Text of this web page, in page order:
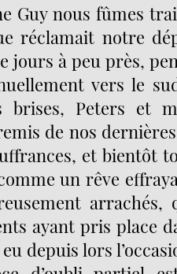
Guy nous fûmes
réclamait notre
jours à peu près,
vers le
brises, Peters et
de nos
et bientôt
un rêve
arrachés,
ayant pris place
depuis lors